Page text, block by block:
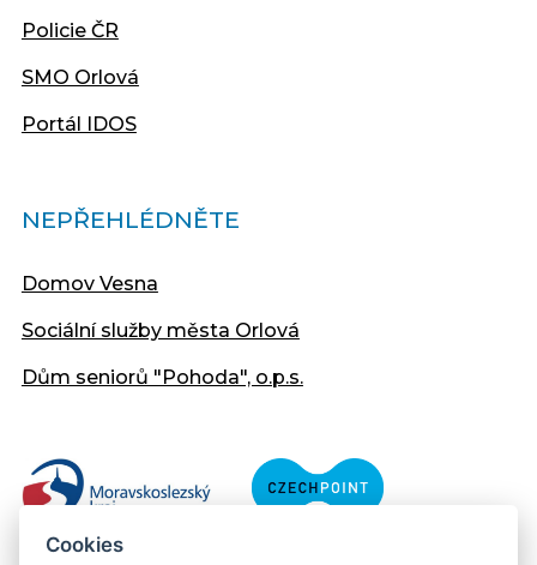
Policie ČR
SMO Orlová
Portál IDOS
NEPŘEHLÉDNĚTE
Domov Vesna
Sociální služby města Orlová
Dům seniorů "Pohoda", o.p.s.
Cookies